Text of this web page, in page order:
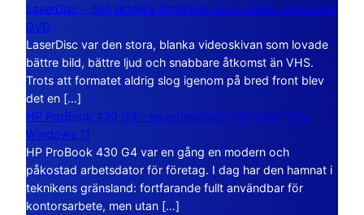
LaserDisc – den jättelika filmskivan som visade vägen mot
DVD
LaserDisc var den stora, blanka videoskivan som lovade
bättre bild, bättre ljud och snabbare åtkomst än VHS.
Trots att formatet aldrig slog igenom på bred front blev
det en […]
HP ProBook 430 G4 – en arbetsdator från tiden före
Windows 11
HP ProBook 430 G4 var en gång en modern och
påkostad arbetsdator för företag. I dag har den hamnat i
teknikens gränsland: fortfarande fullt användbar för
kontorsarbete, men utan […]